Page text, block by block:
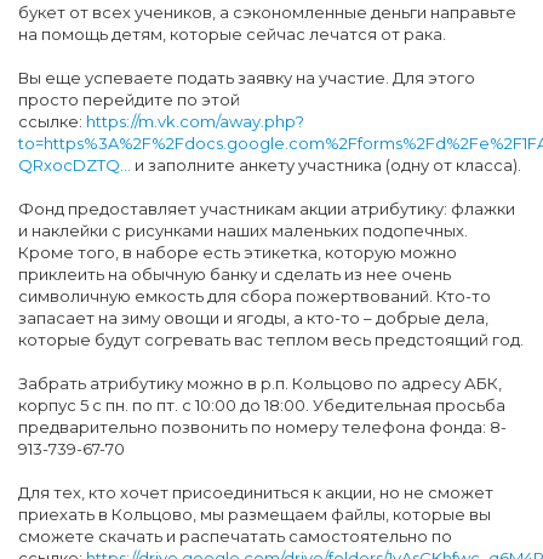
букет от всех учеников, а сэкономленные деньги направьте
на помощь детям, которые сейчас лечатся от рака.
Вы еще успеваете подать заявку на участие. Для этого
просто перейдите по этой
ссылке: https://m.vk.com/away.php?
QRxocDZTQ...
и заполните анкету участника (одну от класса).
Фонд предоставляет участникам акции атрибутику: флажки
и наклейки с рисунками наших маленьких подопечных.
Кроме того, в наборе есть этикетка, которую можно
приклеить на обычную банку и сделать из нее очень
символичную емкость для сбора пожертвований. Кто-то
запасает на зиму овощи и ягоды, а кто-то – добрые дела,
которые будут согревать вас теплом весь предстоящий год.
Забрать атрибутику можно в р.п. Кольцово по адресу АБК,
корпус 5 с пн. по пт. с 10:00 до 18:00. Убедительная просьба
предварительно позвонить по номеру телефона фонда: 8-
913-739-67-70
Для тех, кто хочет присоединиться к акции, но не сможет
приехать в Кольцово, мы размещаем файлы, которые вы
сможете скачать и распечатать самостоятельно по